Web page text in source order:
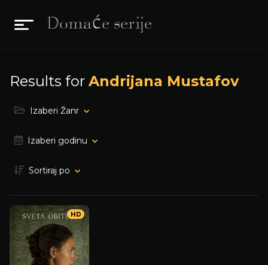
Results for Andrijana Mustafov
Izaberi Žanr
Izaberi godinu
Sortiraj po
HD